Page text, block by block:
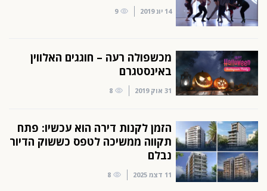
14 יונ 2019 9
מכשפולה רעה – חוגגים האלווין
באינסטגרם
31 אוק 2019 8
הזמן לקנות דירה הוא עכשיו: פתח
תקווה ממשיכה לטפס כששוק הדיור
נבלם
11 דצמ 2025 8